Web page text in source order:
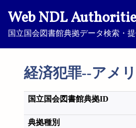
Web NDL
国立国会図書館典拠データ検索・
経済犯罪--アメ
国立国会図書館典拠ID
典拠種別